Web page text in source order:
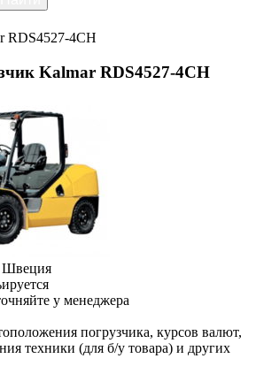
RDS4527-4CH
Kalmar RDS4527-4CH
Швеция
у менеджера
погрузчика, курсов валют,
техники (для б/у товара) и других